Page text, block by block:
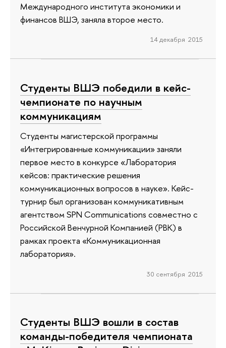
Международного института экономики и
финансов ВШЭ, заняла второе место.
14 декабря 2015
Студенты ВШЭ победили в кейс-
чемпионате по научным
коммуникациям
Студенты магистерской программы
«Интегрированные коммуникации» заняли
первое место в конкурсе «Лаборатория
кейсов: практические решения
коммуникационных вопросов в науке». Кейс-
турнир был организован коммуникативным
агентством SPN Communications совместно с
Российской Венчурной Компанией (РВК) в
рамках проекта «Коммуникационная
лаборатория».
30 сентября 2015
Студенты ВШЭ вошли в состав
команды-победителя чемпионата